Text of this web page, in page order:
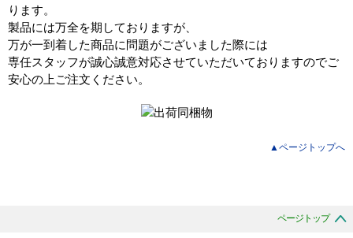
ります。
製品には万全を期しておりますが、
万が一到着した商品に問題がございました際には
専任スタッフが誠心誠意対応させていただいておりますのでご
安心の上ご注文ください。
▲ページトップへ
ページトップ